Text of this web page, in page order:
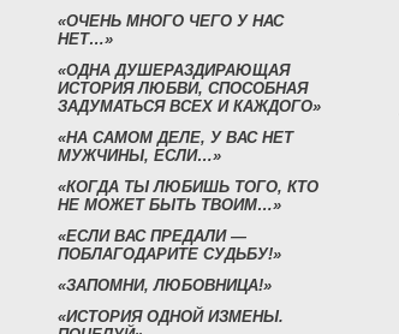
«ОЧЕНЬ МНОГО ЧЕГО У НАС
НЕТ…»
«ОДНА ДУШЕРАЗДИРАЮЩАЯ
ИСТОРИЯ ЛЮБВИ, СПОСОБНАЯ
ЗАДУМАТЬСЯ ВСЕХ И КАЖДОГО»
«НА САМОМ ДЕЛЕ, У ВАС НЕТ
МУЖЧИНЫ, ЕСЛИ…»
«КОГДА ТЫ ЛЮБИШЬ ТОГО, КТО
НЕ МОЖЕТ БЫТЬ ТВОИМ…»
«ЕСЛИ ВАС ПРЕДАЛИ —
ПОБЛАГОДАРИТЕ СУДЬБУ!»
«ЗАПОМНИ, ЛЮБОВНИЦА!»
«ИСТОРИЯ ОДНОЙ ИЗМЕНЫ.